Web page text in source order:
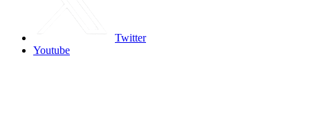
Twitter
Youtube